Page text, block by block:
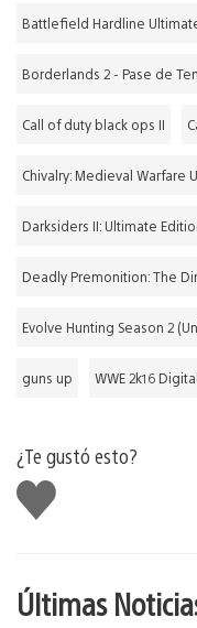
Battlefield Hardline
Borderlands 2 - Pase de
Call of duty black ops II
Chivalry: Medieval Warfare
Darksiders II: Ultimate
Deadly Premonition: The
Evolve Hunting Season 2
guns up WWE 2k16
¿Te gustó esto?
Me
gusta
Últimas